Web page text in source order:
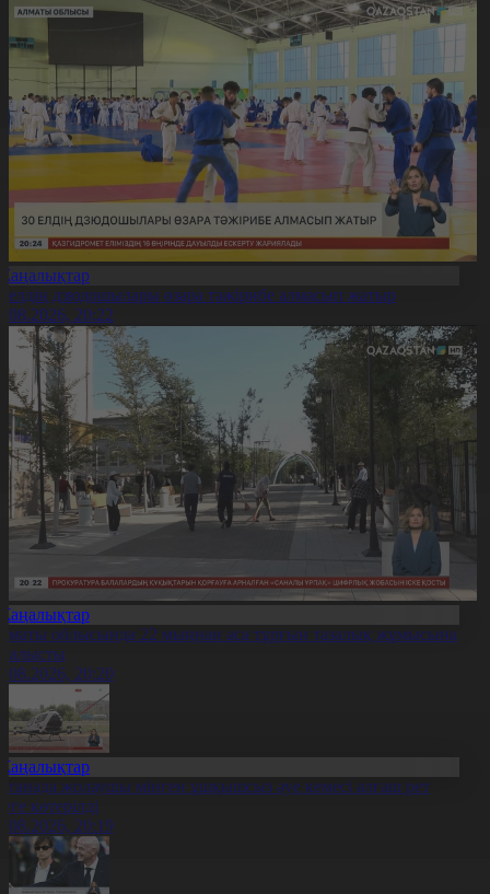
елдің дзюдошылары өзара тәжірибе алмасып жатыр
20:22
облысында 22 мыңнан аса тұрғын тазалық жұмысына
20:20
жолаушы мінген ұшқышсыз әуе кемесі алғаш рет
көтерілді
20:19